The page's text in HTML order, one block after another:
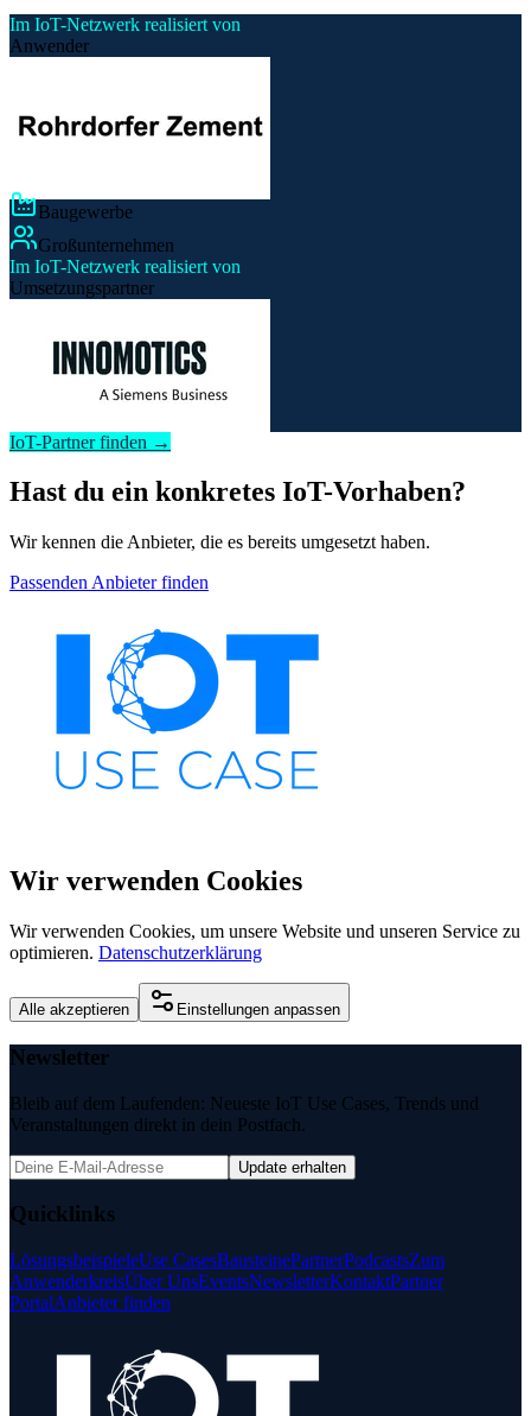
Im IoT-Netzwerk realisiert von
Anwender
Baugewerbe
Großunternehmen
Im IoT-Netzwerk realisiert von
Umsetzungspartner
IoT-Partner finden →
Hast du ein konkretes IoT-Vorhaben?
Wir kennen die Anbieter, die es bereits umgesetzt haben.
Passenden Anbieter finden
Wir verwenden Cookies
Wir verwenden Cookies, um unsere Website und unseren Service zu
optimieren. Datenschutzerklärung
Alle akzeptieren Einstellungen anpassen
Newsletter
Bleib auf dem Laufenden: Neueste IoT Use Cases, Trends und
Veranstaltungen direkt in dein Postfach.
Update erhalten
Quicklinks
LösungsbeispieleUse CasesBausteinePartnerPodcastsZum
AnwenderkreisÜber UnsEventsNewsletterKontaktPartner
PortalAnbieter finden